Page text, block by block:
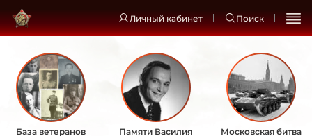
Личный кабинет Поиск
База ветеранов
Памяти Василия
Московская битва